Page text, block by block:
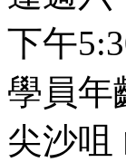
下午
學員年
尖沙咀